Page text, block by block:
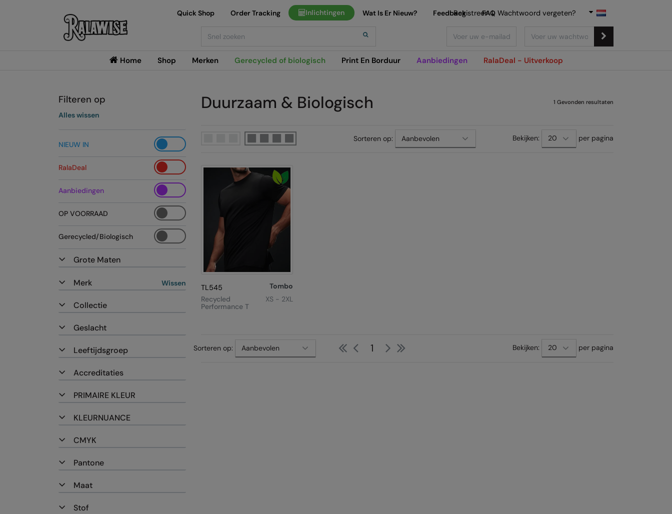
Home Shop Merken Gerecycled of biologisch Print En Borduur Aanbiedingen RalaDeal - Uitverkoop
Quick Shop Order Tracking Inlichtingen Wat Is Er Nieuw? Feedback FAQ
Registreer | Wachtwoord vergeten?
Duurzaam & Biologisch 1 Gevonden resultaten
Sorteren op: Bekijken: per pagina
TL545
Tombo
Recycled
Performance T
XS - 2XL
Sorteren op: FirstPrevious
1 Next Bekijken: per pagina
Filteren op
Alles wissen
NIEUW IN
RalaDeal
Aanbiedingen
OP VOORRAAD
Gerecycled/Biologisch
Grote Maten
Merk Wissen
Collectie
Geslacht
Leeftijdsgroep
Accreditaties
PRIMAIRE KLEUR
KLEURNUANCE
CMYK
Pantone
Maat
Stof